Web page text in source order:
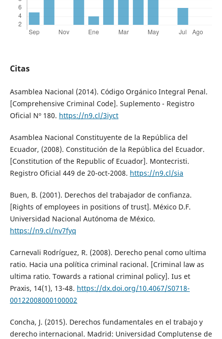
Citas
Asamblea Nacional (2014). Código Orgánico Integral Penal.
[Comprehensive Criminal Code]. Suplemento - Registro
Oficial Nº 180. https://n9.cl/3iyct
Asamblea Nacional Constituyente de la República del
Ecuador, (2008). Constitución de la República del Ecuador.
[Constitution of the Republic of Ecuador]. Montecristi.
Registro Oficial 449 de 20-oct-2008. https://n9.cl/sia
Buen, B. (2001). Derechos del trabajador de confianza.
[Rights of employees in positions of trust]. México D.F.
Universidad Nacional Autónoma de México.
https://n9.cl/nv7fyq
Carnevali Rodríguez, R. (2008). Derecho penal como ultima
ratio. Hacia una política criminal racional. [Criminal law as
ultima ratio. Towards a rational criminal policy]. Ius et
Praxis, 14(1), 13-48. https://dx.doi.org/10.4067/S0718-
00122008000100002
Concha, J. (2015). Derechos fundamentales en el trabajo y
derecho internacional. Madrid: Universidad Complutense de